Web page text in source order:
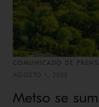
COMUNICADO DE
AGOSTO 1, 2023
Metso se